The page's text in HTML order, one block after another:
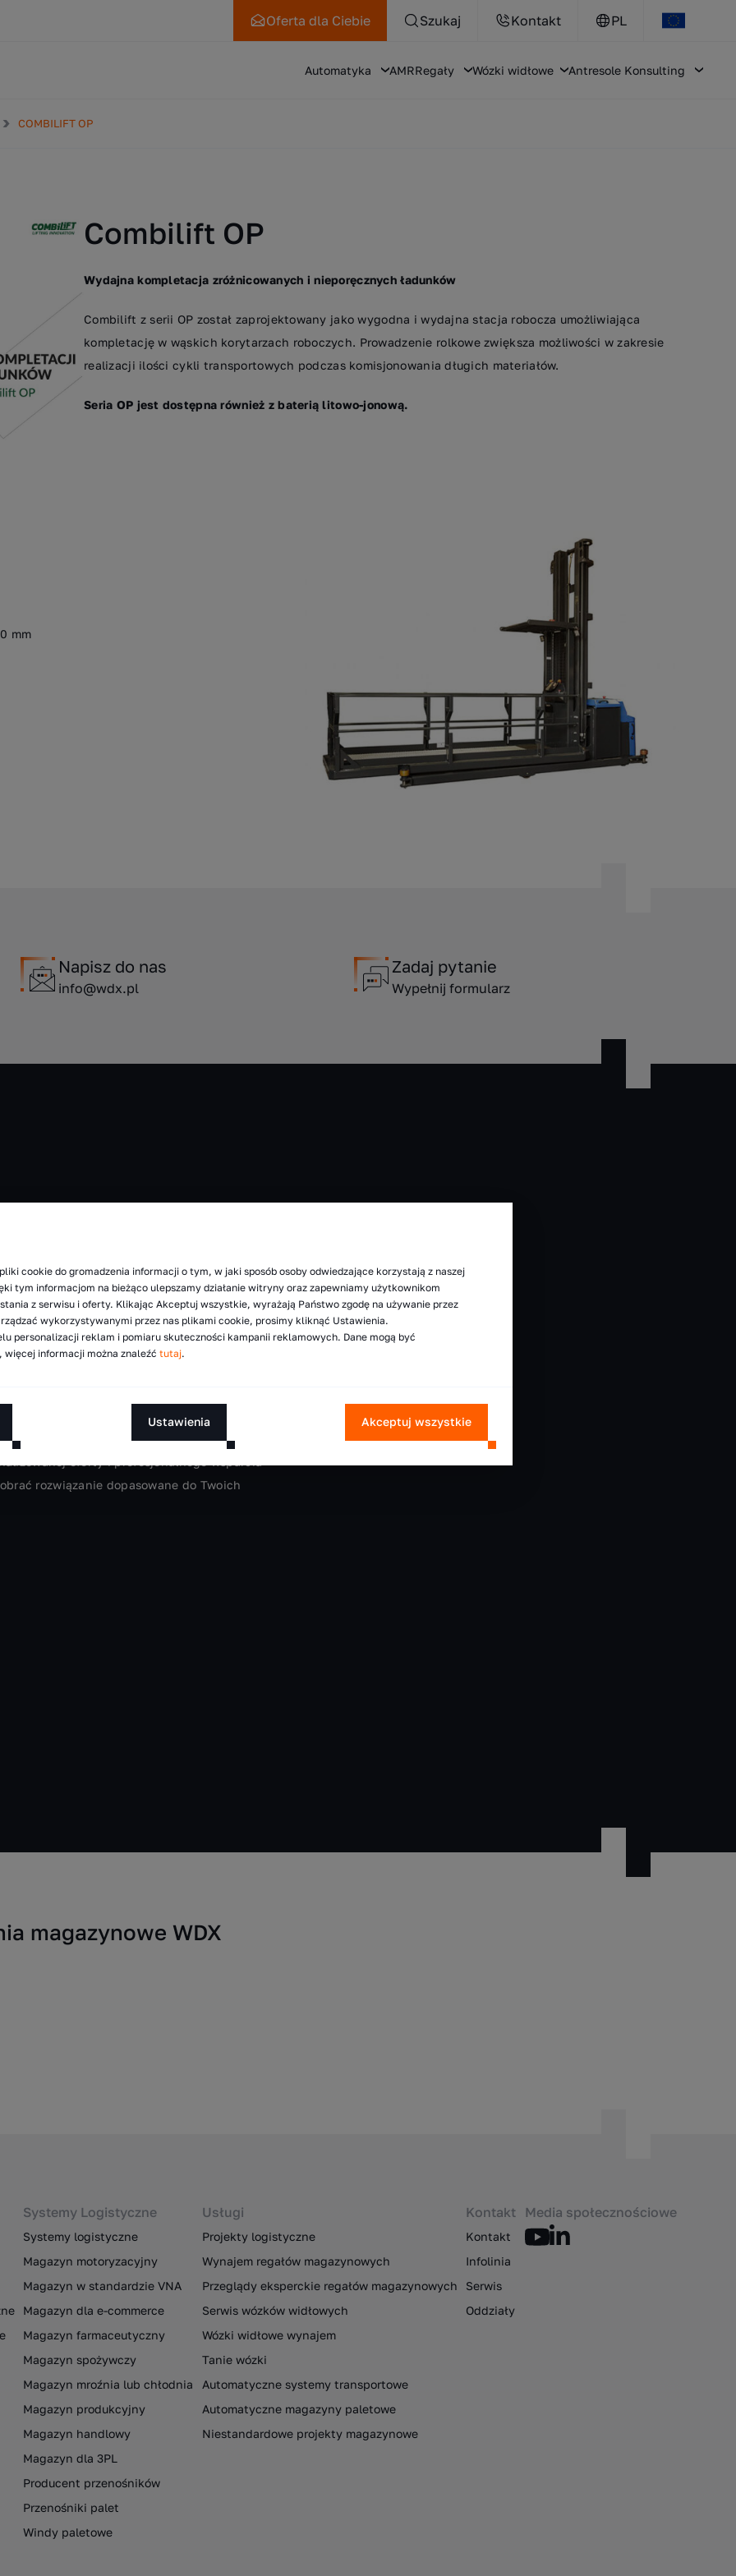
Oferta dla Ciebie Szukaj Kontakt PL
Automatyka AMRRegały Wózki widłowe Antresole Konsulting
COMBILIFT OP
Combilift OP
Wydajna kompletacja zróżnicowanych i nieporęcznych ładunków
Combilift z serii OP został zaprojektowany jako wygodna i wydajna stacja robocza umożliwiająca
kompletację w wąskich korytarzach roboczych. Prowadzenie rolkowe zwiększa możliwości w zakresie
realizacji ilości cykli transportowych podczas komisjonowania długich materiałów.
Seria OP jest dostępna również z baterią litowo-jonową.
mm
Napisz do nas
info@wdx.pl
Zadaj pytanie
Wypełnij formularz
WDX
oferty i profesjonalnego wsparcia
rozwiązanie dopasowane do Twoich
magazynowe WDX
Systemy Logistyczne
Systemy logistyczne
Magazyn motoryzacyjny
Magazyn w standardzie VNA
Magazyn dla e-commerce
Magazyn farmaceutyczny
Magazyn spożywczy
Magazyn mroźnia lub chłodnia
Magazyn produkcyjny
Magazyn handlowy
Magazyn dla 3PL
Producent przenośników
Przenośniki palet
Windy paletowe
Usługi
Projekty logistyczne
Wynajem regałów magazynowych
Przeglądy eksperckie regałów magazynowych
Serwis wózków widłowych
Wózki widłowe wynajem
Tanie wózki
Automatyczne systemy transportowe
Automatyczne magazyny paletowe
Niestandardowe projekty magazynowe
Kontakt
Kontakt
Infolinia
Serwis
Oddziały
Media społecznościowe
cookie do gromadzenia informacji o tym, w jaki sposób osoby odwiedzające korzystają z naszej
tym informacjom na bieżąco ulepszamy działanie witryny oraz zapewniamy użytkownikom
z serwisu i oferty. Klikając Akceptuj wszystkie, wyrażają Państwo zgodę na używanie przez
wykorzystywanymi przez nas plikami cookie, prosimy kliknąć Ustawienia.
personalizacji reklam i pomiaru skuteczności kampanii reklamowych. Dane mogą być
więcej informacji można znaleźć tutaj.
Ustawienia Akceptuj wszystkie